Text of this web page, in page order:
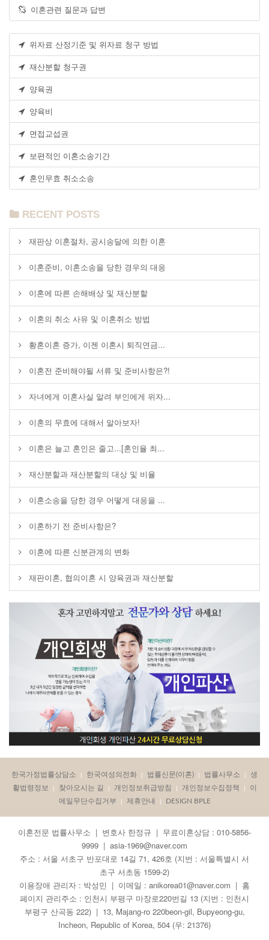
이혼관련 질문과 답변
위자료 산정기준 및 위자료 청구 방법
재산분할 청구권
양육권
양육비
면접교섭권
보편적인 이혼소송기간
혼인무효 취소소송
RECENT POSTS
재판상 이혼절차, 공시송달에 의한 이혼
이혼준비, 이혼소송을 당한 경우의 대응
이혼에 따른 손해배상 및 재산분할
이혼의 취소 사유 및 이혼취소 방법
황혼이혼 증가, 이젠 이혼시 퇴직연금...
이혼전 준비해야될 서류 및 준비사항은?!
자녀에게 이혼사실 알려 부인에게 위자...
이혼의 무효에 대해서 알아보자!
이혼은 늘고 혼인은 줄고...[혼인율 최...
재산분할과 재산분할의 대상 및 비율
이혼소송을 당한 경우 어떻게 대응을 ...
이혼하기 전 준비사항은?
이혼에 따른 신분관계의 변화
재판이혼, 협의이혼 시 양육권과 재산분할
한국가정법률상담소 | 한국여성의전화 | 법률신문(이혼) | 법률사무소 |
생
활법령정보
| 찾아오시는 길 | 개인정보취급방침 | 개인정보수집정책 |
이
메일무단수집거부
| 제휴안내 | DESIGN BPLE
이혼전문 법률사무소 | 변호사 한정규 | 무료이혼상담 : 010-5856-
9999 | asia-1969@naver.com
주소 : 서울 서초구 반포대로 14길 71, 426호 (지번 : 서울특별시 서
초구 서초동 1599-2)
이용장애 관리자 : 박성민 | 이메일 : anikorea01@naver.com | 홈
페이지 관리주소 : 인천시 부평구 마장로220번길 13 (지번 : 인천시
부평구 산곡동 222) | 13, Majang-ro 220beon-gil, Bupyeong-gu,
Incheon, Republic of Korea, 504 (우: 21376)